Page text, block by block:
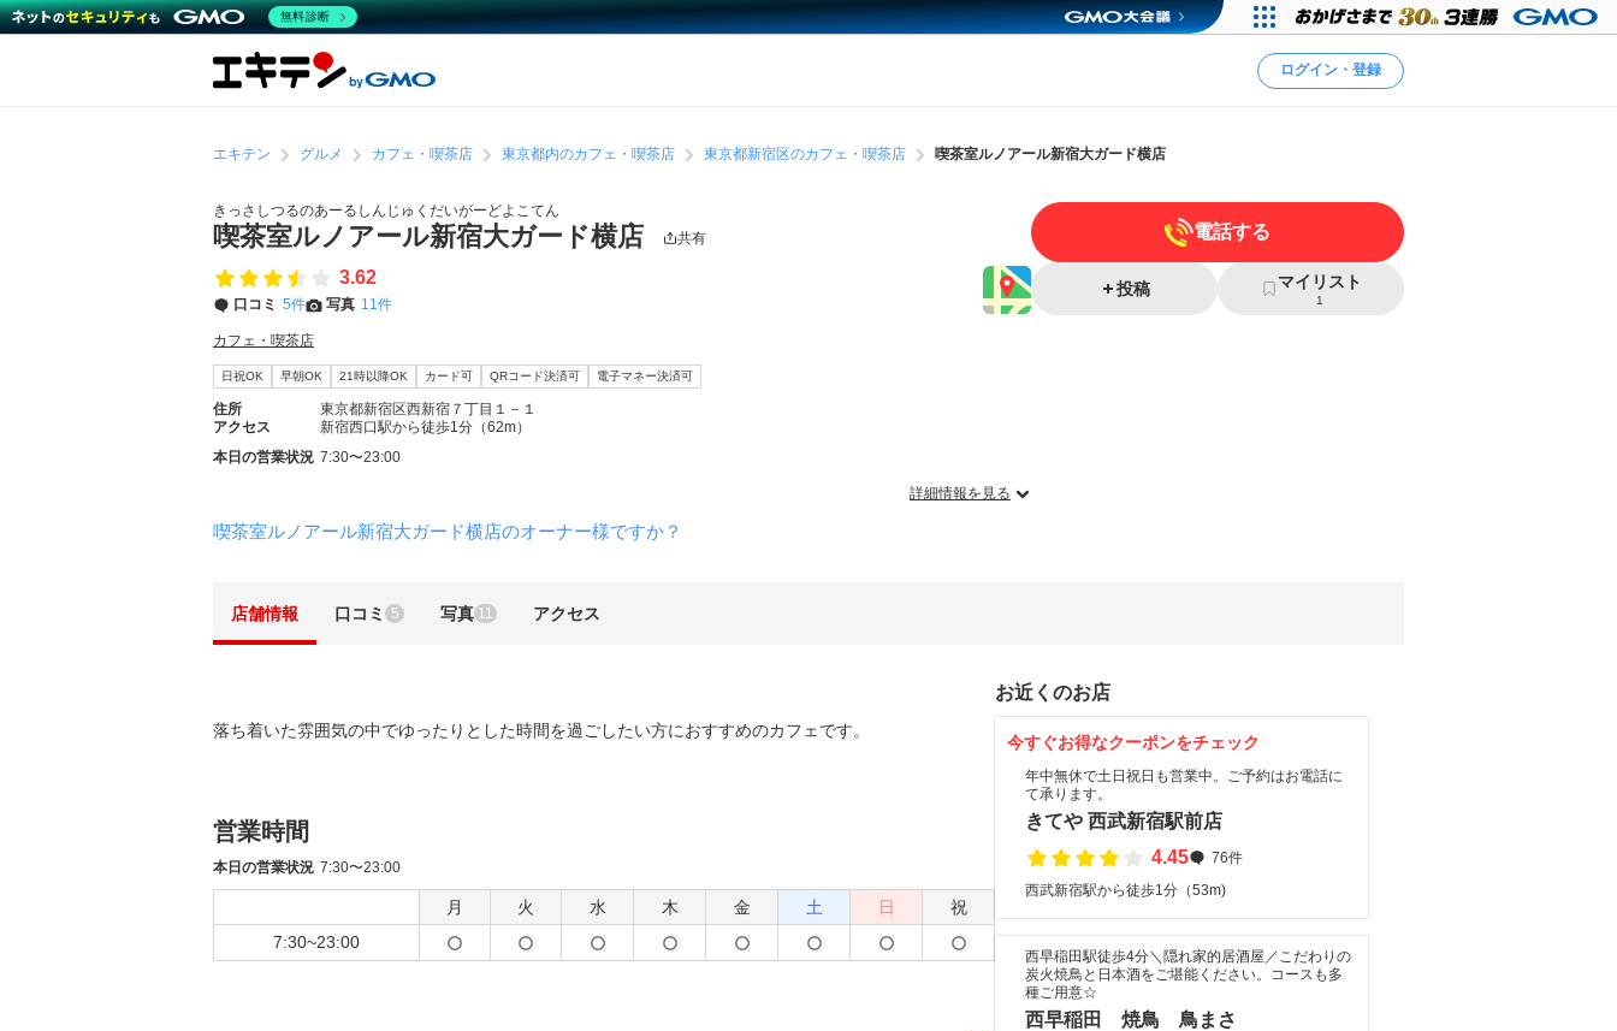
ログイン・登録
エキテン グルメ カフェ・喫茶店 東京都内のカフェ・喫茶店 東京都新宿区のカフェ・喫茶店 喫茶室ルノアール新宿大ガード横店
きっさしつるのあーるしんじゅくだいがーどよこてん
喫茶室ルノアール新宿大ガード横店 共有
3.62
口コミ 5件 写真 11件
カフェ・喫茶店
日祝OK 早朝OK 21時以降OK カード可 QRコード決済可 電子マネー決済可
住所
東京都新宿区西新宿７丁目１－１
アクセス
新宿西口駅から徒歩1分（62m）
本日の営業状況 7:30〜23:00
詳細情報を見る
喫茶室ルノアール新宿大ガード横店のオーナー様ですか？
電話する
投稿 マイリスト
1
店舗情報 口コミ 5 写真 11 アクセス
落ち着いた雰囲気の中でゆったりとした時間を過ごしたい方におすすめのカフェです。
営業時間
本日の営業状況 7:30〜23:00
月 火 水 木 金 土 日
祝
7:30~23:00
お近くのお店
今すぐお得なクーポンをチェック
年中無休で土日祝日も営業中。ご予約はお電話に
て承ります。
きてや 西武新宿駅前店
4.45
76件
西武新宿駅から徒歩1分（53m)
西早稲田駅徒歩4分＼隠れ家的居酒屋／こだわりの
炭火焼鳥と日本酒をご堪能ください。コースも多
種ご用意☆
西早稲田 焼鳥 鳥まさ
無料診断